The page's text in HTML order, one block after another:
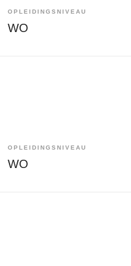
OPLEIDINGSNIVEAU
WO
OPLEIDINGSNIVEAU
WO